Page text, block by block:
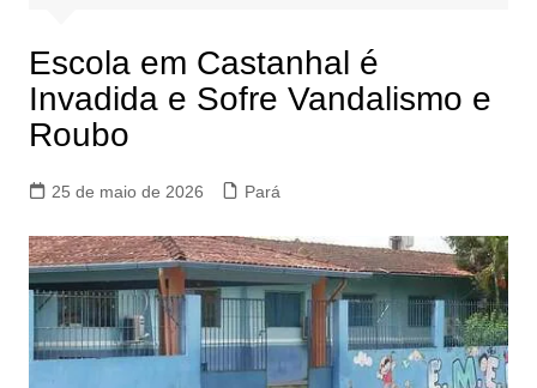
Escola em Castanhal é
Invadida e Sofre Vandalismo e
Roubo
25 de maio de 2026 Pará